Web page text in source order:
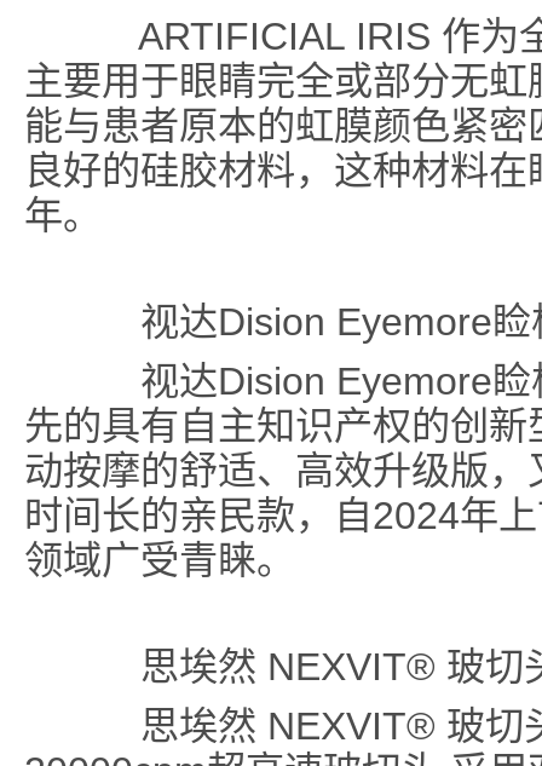
ARTIFICIAL IRIS 作为
主要用于眼睛完全或部分无
能与患者原本的虹膜颜色紧
良好的硅胶材料，这种材料
年。
视达Dision Eyemore
视达Dision Eyemore睑
先的具有自主知识产权的创
动按摩的舒适、高效升级版
时间长的亲民款，自2024年
领域广受青睐。
思埃然 NEXVIT® 玻切
思埃然 NEXVIT® 玻切